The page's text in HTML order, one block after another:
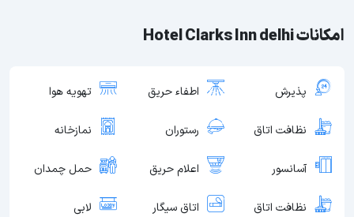
امکانات Hotel Clarks Inn delhi
پذیرش اطفاء حریق تهویه هوا
نظافت اتاق رستوران نمازخانه
آسانسور اعلام حریق حمل چمدان
نظافت اتاق اتاق سیگار لابی